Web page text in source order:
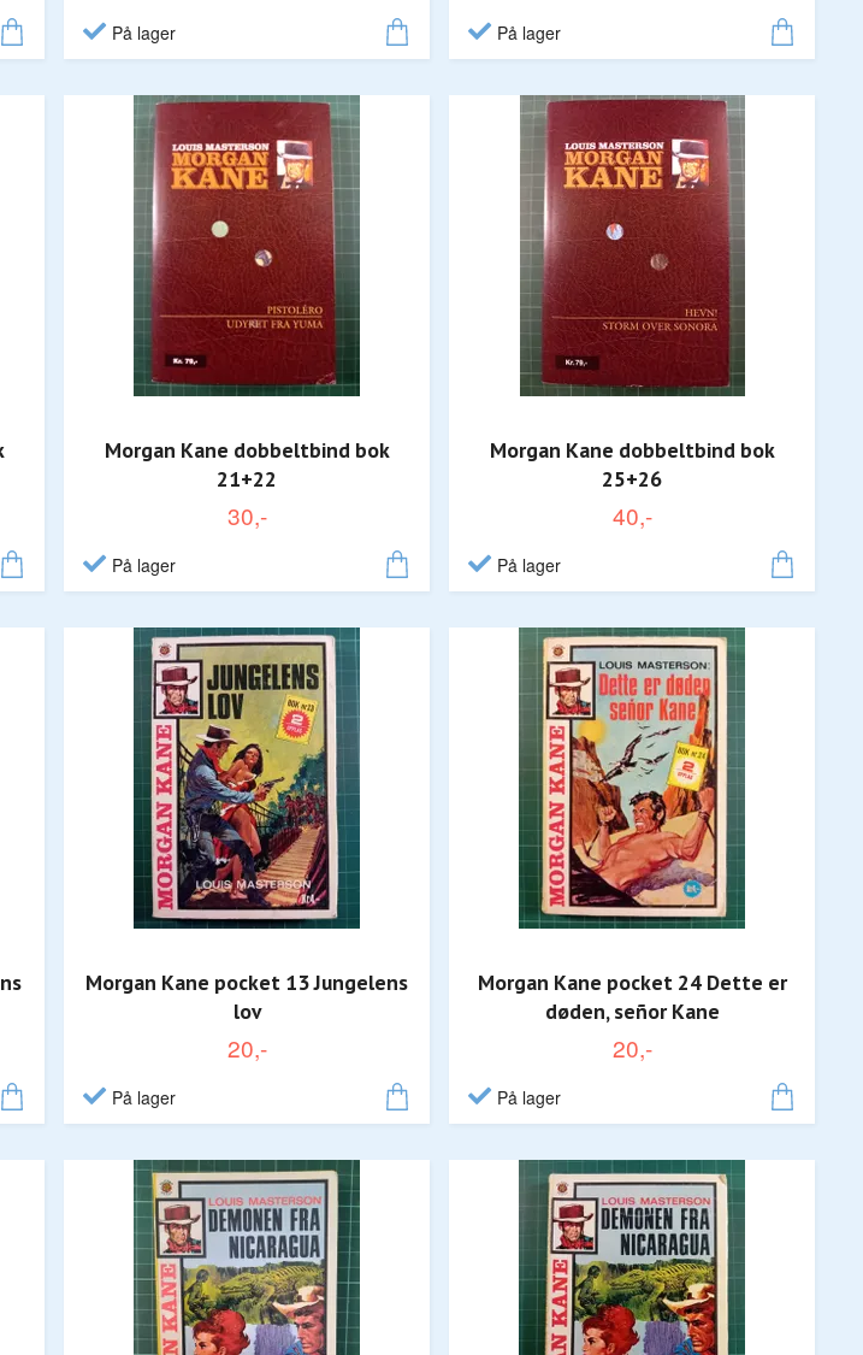
På lager På lager
Morgan Kane dobbeltbind bok
21+22
30,-
På lager
Morgan Kane dobbeltbind bok
25+26
40,-
På lager
Morgan Kane pocket 13 Jungelens
lov
20,-
På lager
Morgan Kane pocket 24 Dette er
døden, señor Kane
20,-
På lager